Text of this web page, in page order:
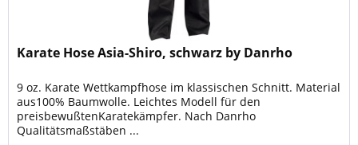
Karate Hose Asia-Shiro, schwarz by Danrho
9 oz. Karate Wettkampfhose im klassischen Schnitt. Material
aus100% Baumwolle. Leichtes Modell für den
preisbewußtenKaratekämpfer. Nach Danrho
Qualitätsmaßstäben ...